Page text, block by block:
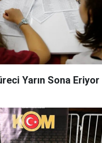
Yarın Sona Eriyor